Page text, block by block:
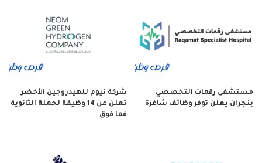
مستشفى رقمات التخصصي
بنجران يعلن توفر وظائف شاغرة
شركة نيوم للهيدروجين الأخضر
تعلن عن 14 وظيفة لحملة الثانوية
فما فوق